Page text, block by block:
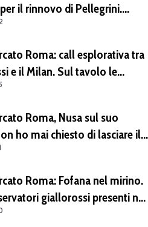
il rinnovo di Pellegrini.
di un solo anno
Roma: call esplorativa tra
e il Milan. Sul tavolo le
Leao e Soulé
Roma, Nusa sul suo
ho mai chiesto di lasciare il
ancora al lavoro
Roma: Fofana nel mirino.
giallorossi presenti nel
con il Lione